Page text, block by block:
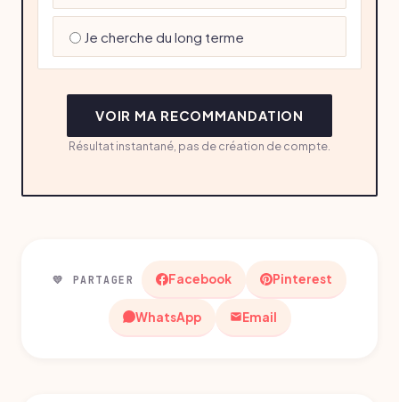
Je cherche du long terme
VOIR MA RECOMMANDATION
Résultat instantané, pas de création de compte.
💛 PARTAGER Facebook Pinterest
WhatsApp Email